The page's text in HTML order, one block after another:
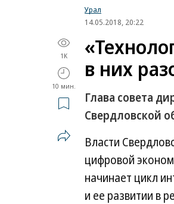
Урал
14.05.2018, 20:22
1K
10 мин.
в них
Глава совета
Свердловской
Власти
цифровой
начинает цикл
и ее развитии в